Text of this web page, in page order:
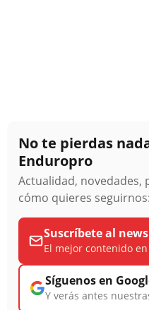
No te pierdas
Enduropro
Actualidad, novedades,
cómo quieres seguirnos:
Suscríbete al
El mejor contenido
Síguenos en
Y verás antes